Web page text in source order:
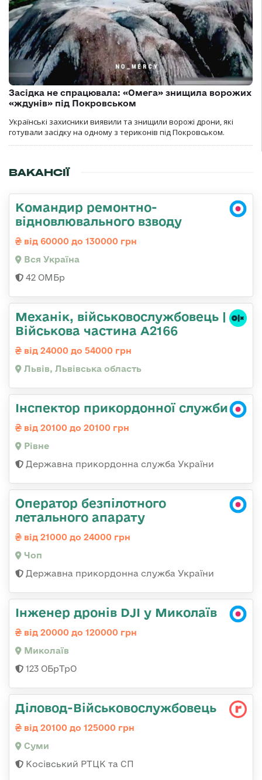
Засідка не спрацювала: «Омега» знищила ворожих
«ждунів» під Покровськом
Українські захисники виявили та знищили ворожі дрони, які
готували засідку на одному з териконів під Покровськом.
ВАКАНСІЇ
Командир ремонтно-
відновлювального взводу
від 60000 до 130000 грн
Вся Україна
42 ОМБр
Механік, військовослужбовець |
Військова частина А2166
від 24000 до 54000 грн
Львів, Львівська область
Інспектор прикордонної служби
від 20100 до 20100 грн
Рівне
Державна прикордонна служба України
Оператор безпілотного
летального апарату
від 21000 до 24000 грн
Чоп
Державна прикордонна служба України
Інженер дронів DJI у Миколаїв
від 20000 до 120000 грн
Миколаїв
123 ОБрТрО
Діловод-Військовослужбовець
від 20100 до 125000 грн
Суми
Косівський РТЦК та СП